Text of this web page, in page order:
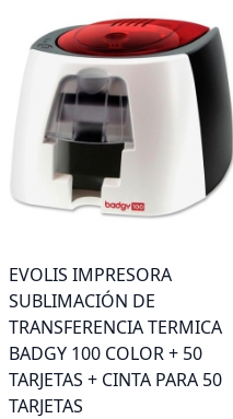
EVOLIS IMPRESORA
SUBLIMACIÓN DE
TRANSFERENCIA TERMICA
BADGY 100 COLOR + 50
TARJETAS + CINTA PARA 50
TARJETAS